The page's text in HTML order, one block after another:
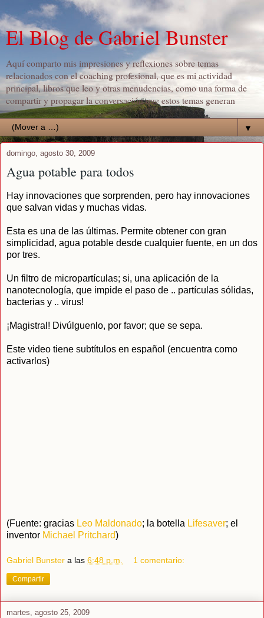
El Blog de Gabriel Bunster
Aquí comparto mis impresiones y reflexiones sobre temas
relacionados con el coaching profesional, que es mi actividad
principal, libros que leo y otras menudencias, como una forma de
compartir y propagar la conversación que estos temas generan
▼
domingo, agosto 30, 2009
Agua potable para todos
Hay innovaciones que sorprenden, pero hay innovaciones
que salvan vidas y muchas vidas.
Esta es una de las últimas. Permite obtener con gran
simplicidad, agua potable desde cualquier fuente, en un dos
por tres.
Un filtro de micropartículas; si, una aplicación de la
nanotecnología, que impide el paso de .. partículas sólidas,
bacterias y .. virus!
¡Magistral! Divúlguenlo, por favor; que se sepa.
Este video tiene subtítulos en español (encuentra como
activarlos)
(Fuente: gracias Leo Maldonado; la botella Lifesaver; el
inventor Michael Pritchard)
Gabriel Bunster a las 6:48 p.m. 1 comentario:
Compartir
martes, agosto 25, 2009